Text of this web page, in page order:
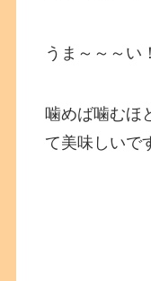
うま～～～い
噛めば噛むほ
て美味しいで